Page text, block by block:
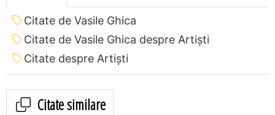
Citate de Vasile Ghica
Citate de Vasile Ghica despre Artiști
Citate despre Artiști
Citate similare